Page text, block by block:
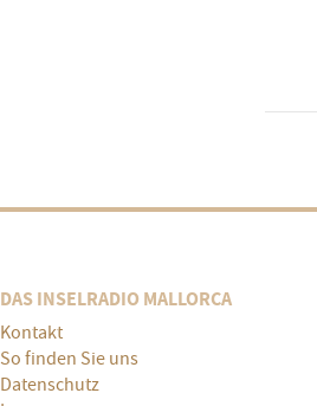
DAS INSELRADIO MALLORCA
Kontakt
So finden Sie uns
Datenschutz